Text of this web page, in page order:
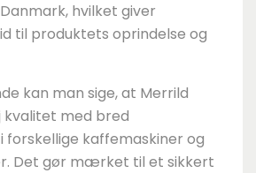
hvilket giver
til produktets oprindelse og
kan man sige, at Merrild
kvalitet med bred
forskellige kaffemaskiner og
Det gør mærket til et sikkert